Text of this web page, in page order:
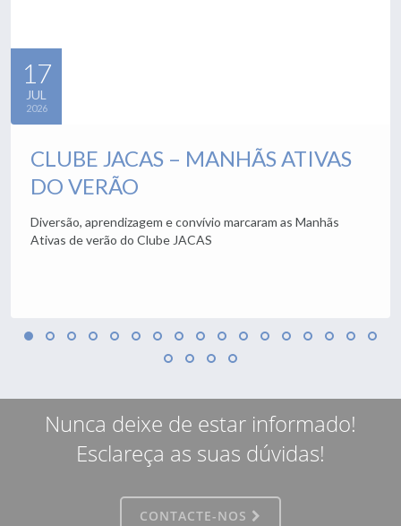
17
JUL
2026
CLUBE JACAS – MANHÃS ATIVAS
DO VERÃO
Diversão, aprendizagem e convívio marcaram as Manhãs
Ativas de verão do Clube JACAS
Nunca deixe de estar informado!
Esclareça as suas dúvidas!
CONTACTE-NOS